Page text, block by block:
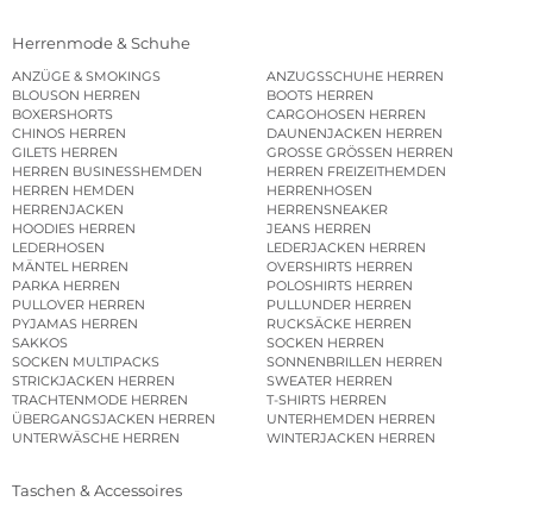
Herrenmode & Schuhe
ANZÜGE & SMOKINGS
ANZUGSSCHUHE HERREN
BLOUSON HERREN
BOOTS HERREN
BOXERSHORTS
CARGOHOSEN HERREN
CHINOS HERREN
DAUNENJACKEN HERREN
GILETS HERREN
GROSSE GRÖSSEN HERREN
HERREN BUSINESSHEMDEN
HERREN FREIZEITHEMDEN
HERREN HEMDEN
HERRENHOSEN
HERRENJACKEN
HERRENSNEAKER
HOODIES HERREN
JEANS HERREN
LEDERHOSEN
LEDERJACKEN HERREN
MÄNTEL HERREN
OVERSHIRTS HERREN
PARKA HERREN
POLOSHIRTS HERREN
PULLOVER HERREN
PULLUNDER HERREN
PYJAMAS HERREN
RUCKSÄCKE HERREN
SAKKOS
SOCKEN HERREN
SOCKEN MULTIPACKS
SONNENBRILLEN HERREN
STRICKJACKEN HERREN
SWEATER HERREN
TRACHTENMODE HERREN
T-SHIRTS HERREN
ÜBERGANGSJACKEN HERREN
UNTERHEMDEN HERREN
UNTERWÄSCHE HERREN
WINTERJACKEN HERREN
Taschen & Accessoires